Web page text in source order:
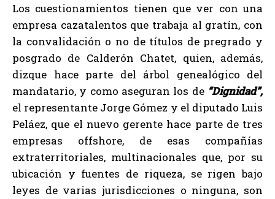
Los cuestionamientos tienen que ver con una
empresa cazatalentos que trabaja al gratín, con
la convalidación o no de títulos de pregrado y
posgrado de Calderón Chatet, quien, además,
dizque hace parte del árbol genealógico del
mandatario, y como aseguran los de “Dignidad”,
el representante Jorge Gómez y el diputado Luis
Peláez, que el nuevo gerente hace parte de tres
empresas offshore, de esas compañías
extraterritoriales, multinacionales que, por su
ubicación y fuentes de riqueza, se rigen bajo
leyes de varias jurisdicciones o ninguna, son